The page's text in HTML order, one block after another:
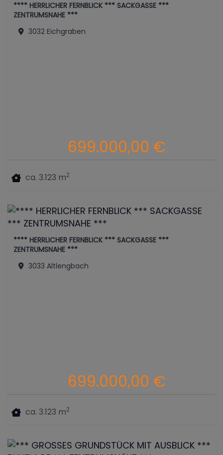
**** HERRLICHER FERNBLICK *** SACKGASSE ***
ZENTRUMSNAHE ***
3032 Eichgraben
ca. 3.123 m2
699.000,00 €
**** HERRLICHER FERNBLICK *** SACKGASSE ***
ZENTRUMSNAHE ***
3033 Altlengbach
ca. 3.123 m2
699.000,00 €